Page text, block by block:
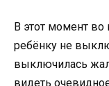
В этот момент
ребёнку не
выключилась
видеть